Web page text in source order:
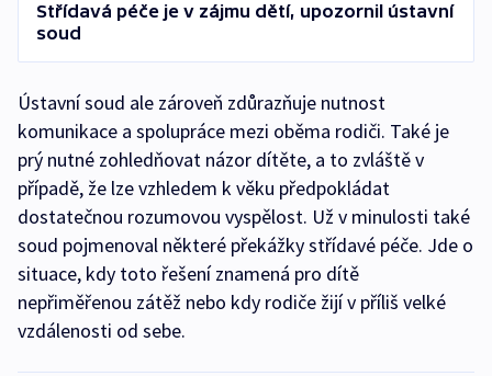
Střídavá péče je v zájmu dětí, upozornil ústavní
soud
Ústavní soud ale zároveň zdůrazňuje nutnost
komunikace a spolupráce mezi oběma rodiči. Také je
prý nutné zohledňovat názor dítěte, a to zvláště v
případě, že lze vzhledem k věku předpokládat
dostatečnou rozumovou vyspělost. Už v minulosti také
soud pojmenoval některé překážky střídavé péče. Jde o
situace, kdy toto řešení znamená pro dítě
nepřiměřenou zátěž nebo kdy rodiče žijí v příliš velké
vzdálenosti od sebe.